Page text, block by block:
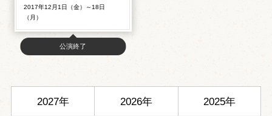
2017年12月1日（金）～18日
（月）
公演終了
2027年 2026年 2025年